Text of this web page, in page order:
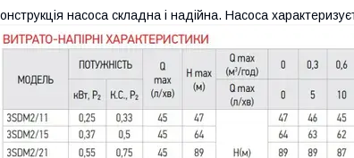
насоса складна і надійна. Насоса